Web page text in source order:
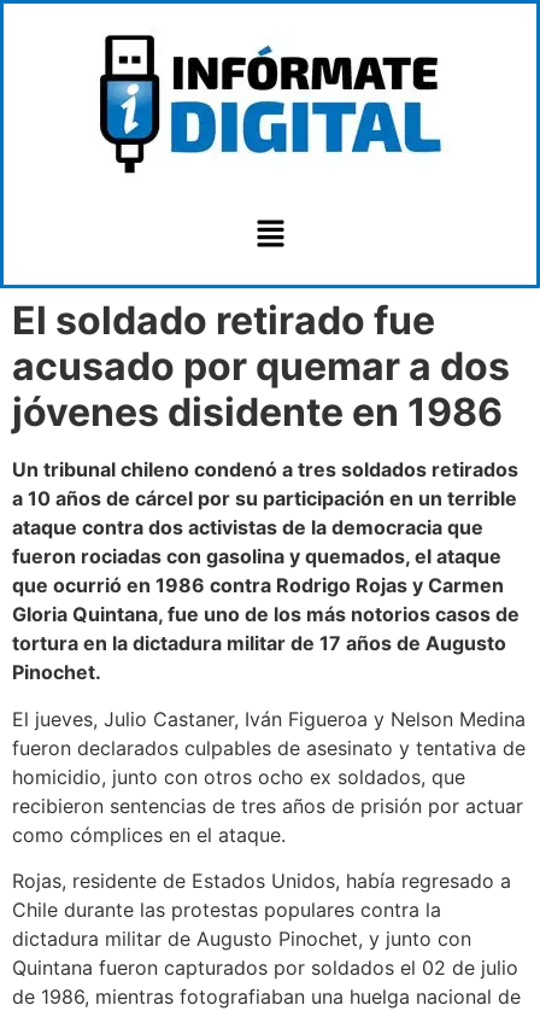
El soldado retirado fue
acusado por quemar a dos
jóvenes disidente en 1986
Un tribunal chileno condenó a tres soldados retirados
a 10 años de cárcel por su participación en un terrible
ataque contra dos activistas de la democracia que
fueron rociadas con gasolina y quemados, el ataque
que ocurrió en 1986 contra Rodrigo Rojas y Carmen
Gloria Quintana, fue uno de los más notorios casos de
tortura en la dictadura militar de 17 años de Augusto
Pinochet.
El jueves, Julio Castaner, Iván Figueroa y Nelson Medina
fueron declarados culpables de asesinato y tentativa de
homicidio, junto con otros ocho ex soldados, que
recibieron sentencias de tres años de prisión por actuar
como cómplices en el ataque.
Rojas, residente de Estados Unidos, había regresado a
Chile durante las protestas populares contra la
dictadura militar de Augusto Pinochet, y junto con
Quintana fueron capturados por soldados el 02 de julio
de 1986, mientras fotografiaban una huelga nacional de